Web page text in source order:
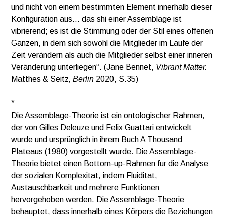
und nicht von einem bestimmten Element innerhalb dieser
Konfiguration aus… das shi einer Assemblage ist
vibrierend; es ist die Stimmung oder der Stil eines offenen
Ganzen, in dem sich sowohl die Mitglieder im Laufe der
Zeit verändern als auch die Mitglieder selbst einer inneren
Veränderung unterliegen“. (Jane Bennet, Vibrant Matter.
Matthes & Seitz, Berlin 2020, S.35)
*
Die Assemblage-Theorie ist ein ontologischer Rahmen,
der vonGilles Deleuze und Felix Guattari entwickelt
wurde und ursprünglich in ihrem BuchA Thousand
Plateaus (1980) vorgestellt wurde. Die Assemblage-
Theorie bietet einen Bottom-up-Rahmen fur die Analyse
der sozialen Komplexitat, indem Fluiditat,
Austauschbarkeit und mehrere Funktionen
hervorgehoben werden. Die Assemblage-Theorie
behauptet, dass innerhalb eines Körpers die Beziehungen